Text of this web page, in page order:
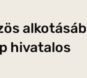
hivatalos